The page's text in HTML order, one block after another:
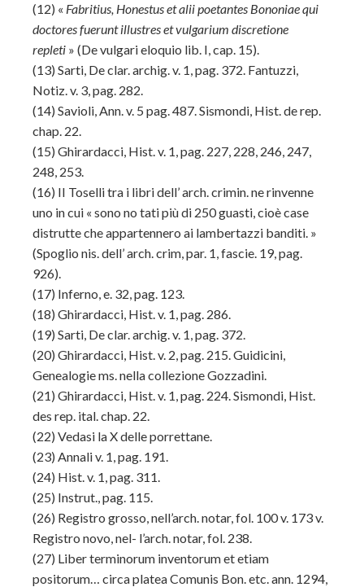
(12) « Fabritius, Honestus et alii poetantes Bononiae qui
doctores fuerunt illustres et vulgarium discretione
repleti » (De vulgari eloquio lib. I, cap. 15).
(13) Sarti, De clar. archig. v. 1, pag. 372. Fantuzzi,
Notiz. v. 3, pag. 282.
(14) Savioli, Ann. v. 5 pag. 487. Sismondi, Hist. de rep.
chap. 22.
(15) Ghirardacci, Hist. v. 1, pag. 227, 228, 246, 247,
248, 253.
(16) II Toselli tra i libri dell’ arch. crimin. ne rinvenne
uno in cui « sono no tati più di 250 guasti, cioè case
distrutte che appartennero ai lambertazzi banditi. »
(Spoglio nis. dell’ arch. crim, par. 1, fascie. 19, pag.
926).
(17) Inferno, e. 32, pag. 123.
(18) Ghirardacci, Hist. v. 1, pag. 286.
(19) Sarti, De clar. archig. v. 1, pag. 372.
(20) Ghirardacci, Hist. v. 2, pag. 215. Guidicini,
Genealogie ms. nella collezione Gozzadini.
(21) Ghirardacci, Hist. v. 1, pag. 224. Sismondi, Hist.
des rep. ital. chap. 22.
(22) Vedasi la X delle porrettane.
(23) Annali v. 1, pag. 191.
(24) Hist. v. 1, pag. 311.
(25) Instrut., pag. 115.
(26) Registro grosso, nell’arch. notar, fol. 100 v. 173 v.
Registro novo, nel- l’arch. notar, fol. 238.
(27) Liber terminorum inventorum et etiam
positorum… circa platea Comunis Bon. etc. ann. 1294,